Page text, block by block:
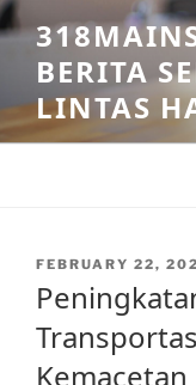
Skip
to
contentBERITA
LINTAS
POSTED
FEBRUARY 22,